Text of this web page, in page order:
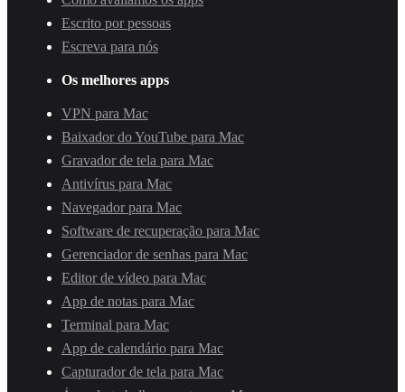
Escrito por pessoas
Escreva para nós
Os melhores apps
VPN para Mac
Baixador do YouTube para Mac
Gravador de tela para Mac
Antivírus para Mac
Navegador para Mac
Software de recuperação para Mac
Gerenciador de senhas para Mac
Editor de vídeo para Mac
App de notas para Mac
Terminal para Mac
App de calendário para Mac
Capturador de tela para Mac